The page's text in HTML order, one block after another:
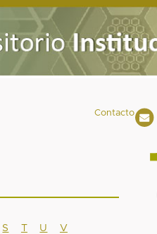
Contacto
S T U
V